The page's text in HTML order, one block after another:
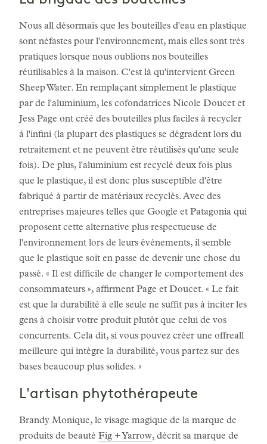
Nous all désormais que les bouteilles d'eau en plastique
sont néfastes pour l'environnement, mais elles sont très
pratiques lorsque nous oublions nos bouteilles
réutilisables à la maison. C'est là qu'intervient Green
Sheep Water. En remplaçant simplement le plastique
par de l'aluminium, les cofondatrices Nicole Doucet et
Jess Page ont créé des bouteilles plus faciles à recycler
à l'infini (la plupart des plastiques se dégradent lors du
retraitement et ne peuvent être réutilisés qu'une seule
fois). De plus, l'aluminium est recyclé deux fois plus
que le plastique, il est donc plus susceptible d'être
fabriqué à partir de matériaux recyclés. Avec des
entreprises majeures telles que Google et Patagonia qui
proposent cette alternative plus respectueuse de
l'environnement lors de leurs événements, il semble
que le plastique soit en passe de devenir une chose du
passé. « Il est difficile de changer le comportement des
consommateurs », affirment Page et Doucet. « Le fait
est que la durabilité à elle seule ne suffit pas à inciter les
gens à choisir votre produit plutôt que celui de vos
concurrents. Cela dit, si vous pouvez créer une offreall
meilleure qui intègre la durabilité, vous partez sur des
bases beaucoup plus solides. »
L'artisan phytothérapeute
Brandy Monique, le visage magique de la marque de
produits de beauté Fig + Yarrow, décrit sa marque de